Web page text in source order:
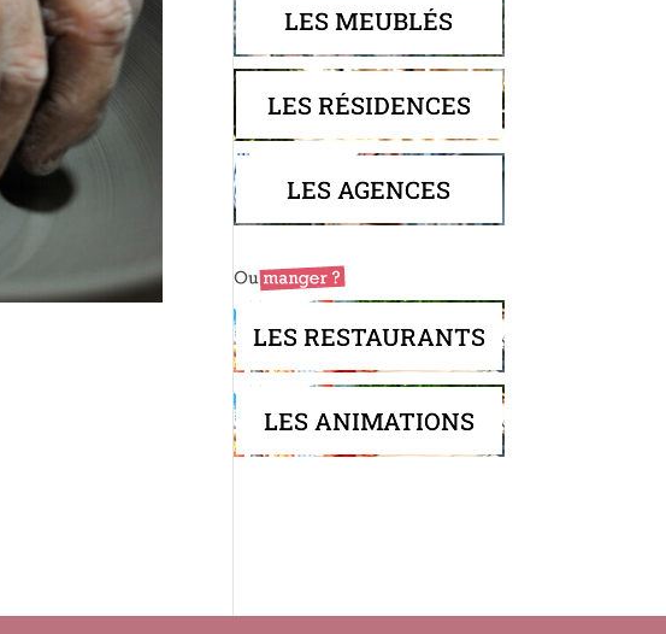
LES MEUBLÉS
LES RÉSIDENCES
LES AGENCES
LES RESTAURANTS
LES ANIMATIONS